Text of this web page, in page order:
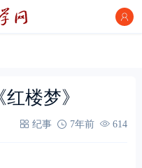
楼梦》
纪事 7年前 614